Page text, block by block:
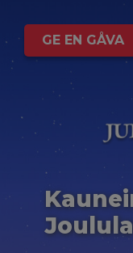
GE EN GÅVA